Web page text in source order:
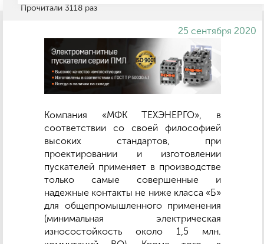
Прочитали 3118 раз
25 сентября 2020
Компания «МФК ТЕХЭНЕРГО», в
соответствии со своей философией
высоких стандартов, при
проектировании и изготовлении
пускателей применяет в производстве
только самые совершенные и
надежные контакты не ниже класса «Б»
для общепромышленного применения
(минимальная электрическая
износостойкость около 1,5 млн.